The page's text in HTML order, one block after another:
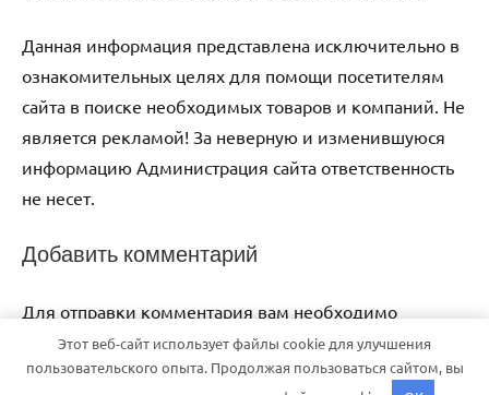
Данная информация представлена исключительно в
ознакомительных целях для помощи посетителям
сайта в поиске необходимых товаров и компаний. Не
является рекламой! За неверную и изменившуюся
информацию Администрация сайта ответственность
не несет.
Добавить комментарий
Для отправки комментария вам необходимо
авторизоваться
Этот веб-сайт использует файлы cookie для улучшения
пользовательского опыта. Продолжая пользоваться сайтом, вы